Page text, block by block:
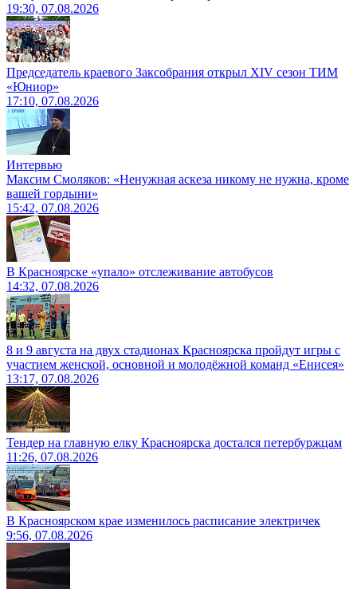
19:30, 07.08.2026
Председатель краевого Заксобрания открыл XIV сезон ТИМ
«Юниор»
17:10, 07.08.2026
Интервью
Максим Смоляков: «Ненужная аскеза никому не нужна, кроме
вашей гордыни»
15:42, 07.08.2026
В Красноярске «упало» отслеживание автобусов
14:32, 07.08.2026
8 и 9 августа на двух стадионах Красноярска пройдут игры с
участием женской, основной и молодёжной команд «Енисея»
13:17, 07.08.2026
Тендер на главную елку Красноярска достался петербуржцам
11:26, 07.08.2026
В Красноярском крае изменилось расписание электричек
9:56, 07.08.2026